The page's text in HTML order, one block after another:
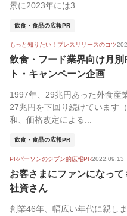
景に2023年には3...
飲食・食品の広報PR
もっと知りたい！プレスリリースのコツ
飲食・フード業界向け月
ト・キャンペーン企画
1997年、29兆円あった外食産
27兆円を下回り続けています
和、価格改定による...
飲食・食品の広報PR
PRパーソンのジブン的広報PR2022.09.13
お客さまにファンになっ
社資さん
創業46年、幅広い年代に親し